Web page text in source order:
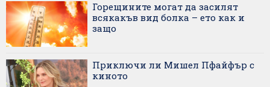
Горещините могат да засилят
всякакъв вид болка – ето как и
защо
Приключи ли Мишел Пфайфър с
киното